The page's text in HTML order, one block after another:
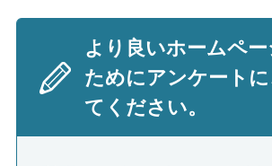
より良いホームペ
ためにアンケート
てください。